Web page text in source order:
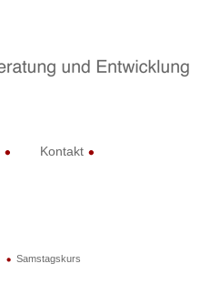
Kontakt
Samstagskurs